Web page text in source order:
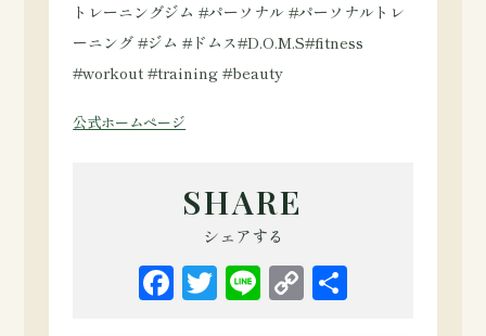
トレーニングジム #パーソナル #パーソナルトレ
ーニング #ジム #ドムス#D.O.M.S#fitness
#workout #training #beauty
公式ホームページ
SHARE
シェアする
Facebook
Twitter
LineCopy
Link